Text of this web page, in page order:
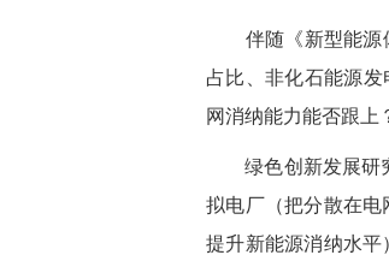
伴随《新型能源体
占比、非化石能源
网消纳能力能否跟上
绿色创新发展研究
拟电厂（把分散在电
提升新能源消纳水平